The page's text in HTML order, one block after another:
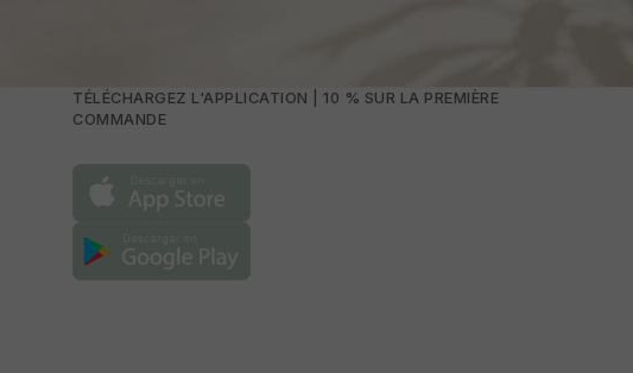
accessoires .
?
en Espagne se distinguent par leurs finitions
un modèle unique et spécial.
TÉLÉCHARGEZ L'APPLICATION | 10 % SUR LA PREMIÈRE
COMMANDE